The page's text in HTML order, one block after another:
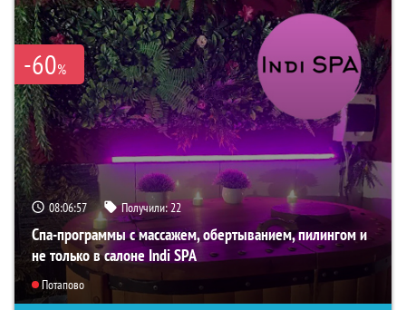
-60%
08:06:56 Получили:22
Спа-программы с массажем, обертыванием, пилингом и
не только в салоне Indi SPA
Потапово